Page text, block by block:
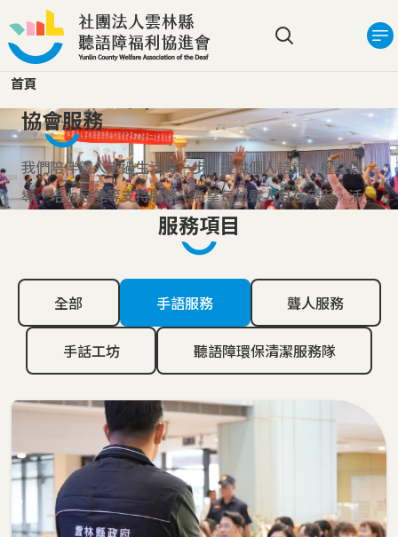
移至主內容
搜尋選單
首頁
協會服務
我們陪伴聾人走過生活每一步，提供個人諮詢、權益倡
導、培力展能等支持服務，希望每位聾人自在參與，活出
服務項目
全部 手語服務 聾人服務
手話工坊 聽語障環保清潔服務隊